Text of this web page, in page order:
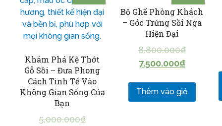
Khám Phá Kệ Thớt
Gỗ Sồi – Đưa Phong
Cách Tinh Tế Vào
Không Gian Sống Của
Bạn
5.000.000₫
Bộ Ghế Phòng Khách
– Góc Trứng Sồi Nga
Hiện Đại
8.800.000₫
7.500.000₫
Thêm vào giỏ